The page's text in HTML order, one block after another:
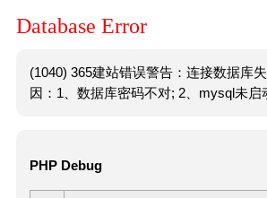
Database Error
(1040) 365建站错误警告：连接数据库
因：1、数据库密码不对; 2、mysql未启
PHP Debug